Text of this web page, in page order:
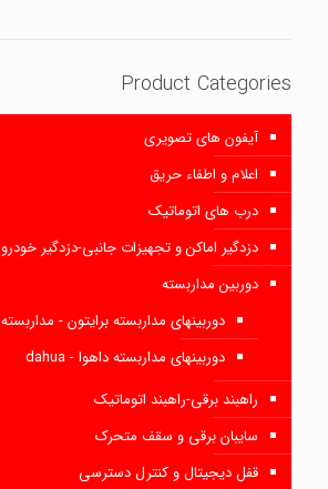
Product Categories
آیفون های تصویری
اعلام و اطفاء حریق
درب های اتوماتیک
دزدگیر اماکن و تجهیزات جانبی-دزدگیر خودرو
دوربین مداربسته
دوربینهای مداربسته برایتون - مداربسته BRITON
دوربینهای مداربسته داهوا - dahua
راهبند برقی-راهبند اتوماتیک
سایبان برقی و سقف متحرک
قفل دیجیتال و کنترل دسترسی